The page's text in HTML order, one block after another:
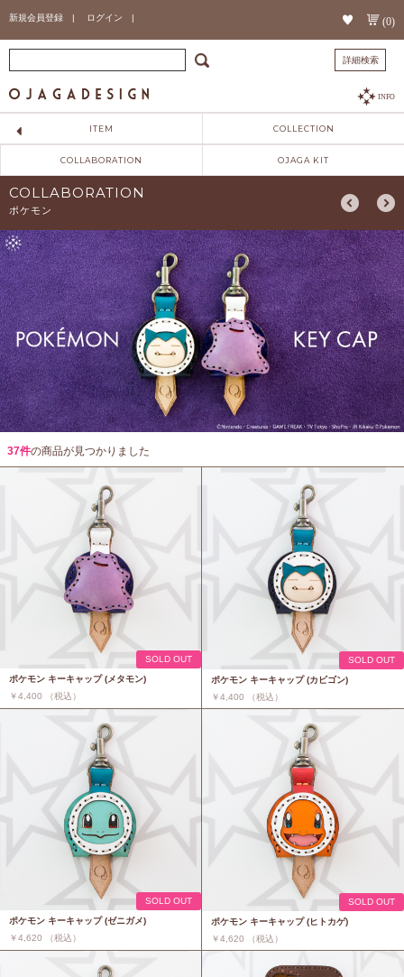
新規会員登録 | ログイン | (0)
詳細検索
INFO
ITEM COLLECTION
COLLABORATION OJAGA KIT
COLLABORATION
ポケモン
37件の商品が見つかりました
SOLD OUT
ポケモン キーキャップ (メタモン)
￥4,400 （税込）
SOLD OUT
ポケモン キーキャップ (カビゴン)
￥4,400 （税込）
SOLD OUT
ポケモン キーキャップ (ゼニガメ)
￥4,620 （税込）
SOLD OUT
ポケモン キーキャップ (ヒトカゲ)
￥4,620 （税込）